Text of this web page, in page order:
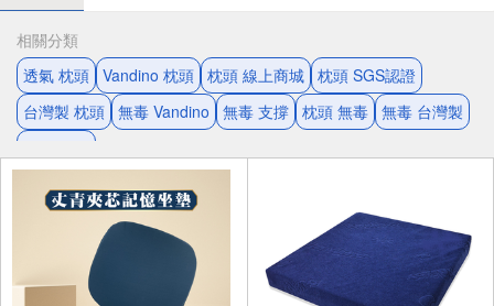
相關分類
透氣 枕頭 Vandino 枕頭 枕頭 線上商城 枕頭 SGS認證
台灣製 枕頭 無毒 Vandino 無毒 支撐 枕頭 無毒 無毒 台灣製